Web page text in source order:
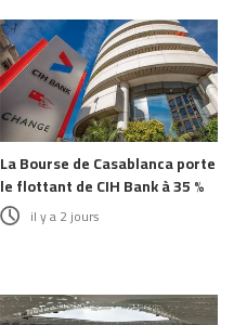
La Bourse de Casablanca porte
le flottant de CIH Bank à 35 %
il y a 2 jours